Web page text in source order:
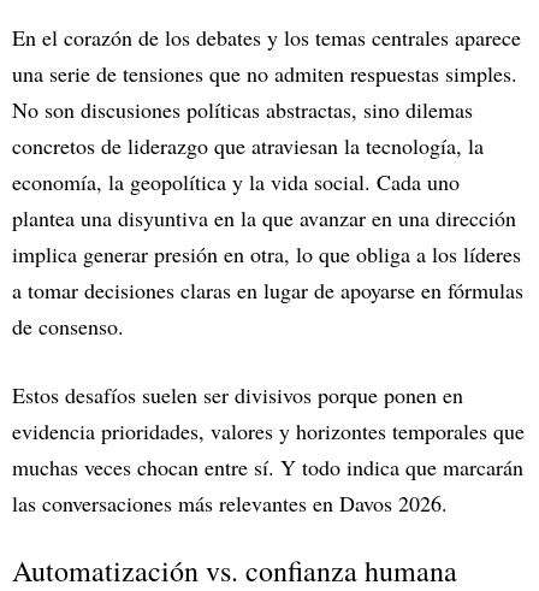
En el corazón de los debates y los temas centrales aparece
una serie de tensiones que no admiten respuestas simples.
No son discusiones políticas abstractas, sino dilemas
concretos de liderazgo que atraviesan la tecnología, la
economía, la geopolítica y la vida social. Cada uno
plantea una disyuntiva en la que avanzar en una dirección
implica generar presión en otra, lo que obliga a los líderes
a tomar decisiones claras en lugar de apoyarse en fórmulas
de consenso.
Estos desafíos suelen ser divisivos porque ponen en
evidencia prioridades, valores y horizontes temporales que
muchas veces chocan entre sí. Y todo indica que marcarán
las conversaciones más relevantes en Davos 2026.
Automatización vs. confianza humana